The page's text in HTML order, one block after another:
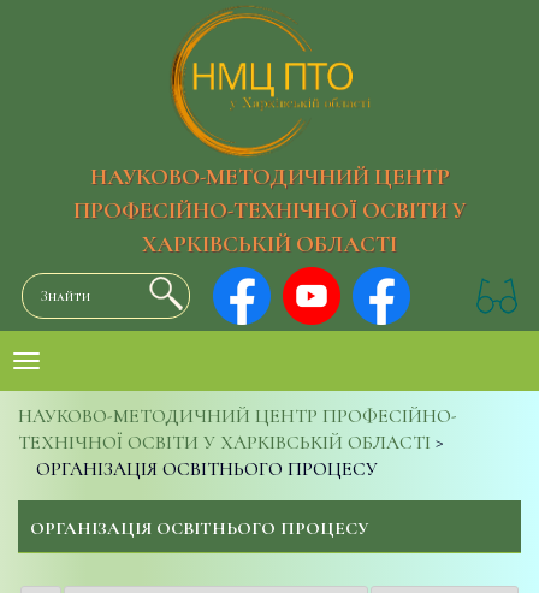
НАУКОВО-МЕТОДИЧНИЙ ЦЕНТР
ПРОФЕСІЙНО-ТЕХНІЧНОЇ ОСВІТИ У
ХАРКІВСЬКІЙ ОБЛАСТІ
НАУКОВО-МЕТОДИЧНИЙ ЦЕНТР ПРОФЕСІЙНО-
ТЕХНІЧНОЇ ОСВІТИ У ХАРКІВСЬКІЙ ОБЛАСТІ >
ОРГАНІЗАЦІЯ ОСВІТНЬОГО ПРОЦЕСУ
ОРГАНІЗАЦІЯ ОСВІТНЬОГО ПРОЦЕСУ